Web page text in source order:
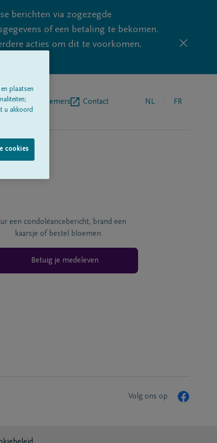
berichten via zogezegde
of een betaling te bekomen.
acties om dit te voorkomen.
Contact NL FR
een condoléancebericht, brand een
kaarsje of bestel bloemen
Betuig je medeleven
Volg ons op
plaatsen
u akkoord
cookies